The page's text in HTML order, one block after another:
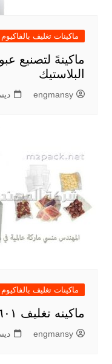
ماكينات تغليف بالفاكيوم
ماكينهً لتصنيع
البلاستيك
engmansy
ماكينات تغليف بالفاكيوم
ماكينه تغليف ٦٠١
engmansy